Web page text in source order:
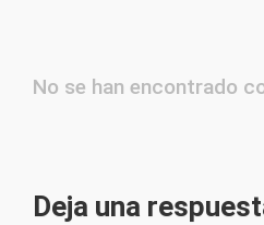
No se han encontrado
Deja una